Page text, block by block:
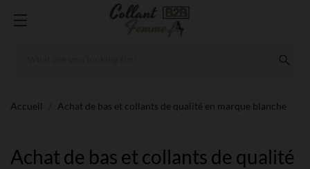
Accueil Achat de bas et collants de qualité en marque blanche
Achat de bas et collants de qualité